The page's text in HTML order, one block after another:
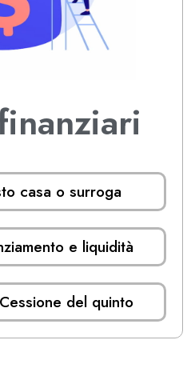
casa o surroga
e liquidità
del quinto